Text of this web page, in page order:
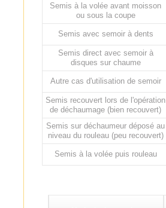
Semis à la volée avant moisson
ou sous la coupe
Semis avec semoir à dents
Semis direct avec semoir à
disques sur chaume
Autre cas d'utilisation de semoir
Semis recouvert lors de l'opération
de déchaumage (bien recouvert)
Semis sur déchaumeur déposé au
niveau du rouleau (peu recouvert)
Semis à la volée puis rouleau